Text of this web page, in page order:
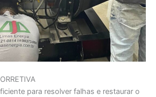
para resolver falhas e restaurar o